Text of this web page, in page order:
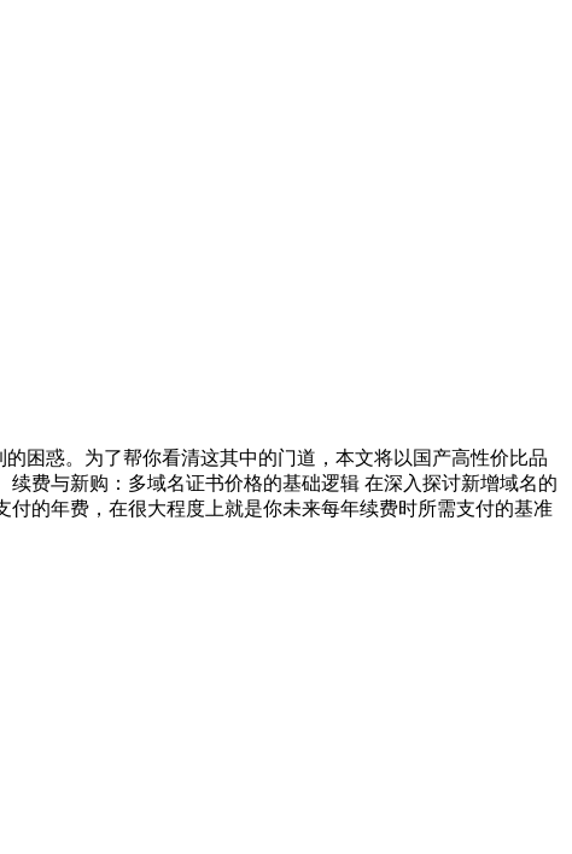
困惑。为了帮你看清这其中的门道，本文将以国产高性价比品
费与新购：多域名证书价格的基础逻辑 在深入探讨新增域名的
的年费，在很大程度上就是你未来每年续费时所需支付的基准